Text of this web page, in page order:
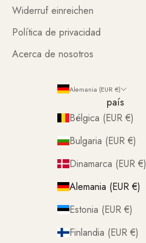
Widerruf einreichen
Política de privacidad
Acerca de nosotros
Alemania (EUR €)
país
Bélgica (EUR €)
Bulgaria (EUR €)
Dinamarca (EUR €)
Alemania (EUR €)
Estonia (EUR €)
Finlandia (EUR €)